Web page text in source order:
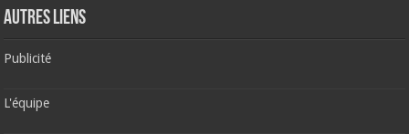
AUTRES LIENS
Publicité
L'équipe